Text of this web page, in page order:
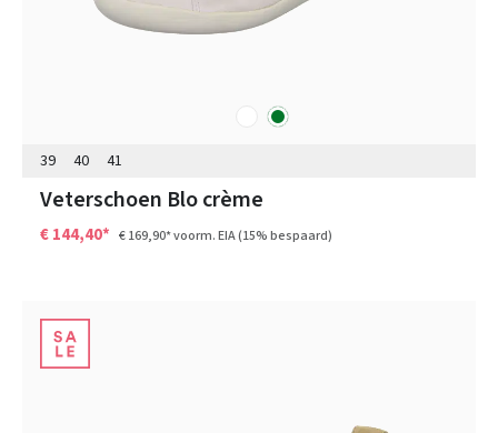
groen
39 40 41
Veterschoen Blo crème
€ 144,40* € 169,90*voorm. EIA(15% bespaard)